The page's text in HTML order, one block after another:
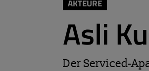
AKTEURE
Asli
Der Serviced-